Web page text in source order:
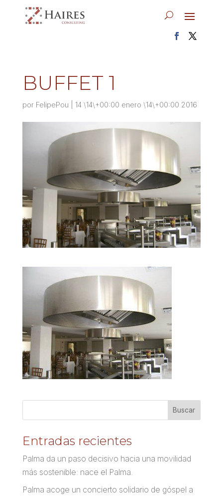
BUFFET 1
por FelipePou 14 \14\+00:00 enero \14\+00:00 2016
Entradas recientes
Palma da un paso decisivo hacia una movilidad
más sostenible: nace el Palma.
Palma acoge un concierto solidario de góspel a